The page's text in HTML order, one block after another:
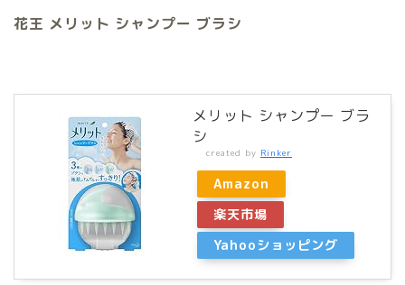
花王 メリット シャンプー ブラシ
メリット シャンプー ブラ
シ
created by Rinker
Amazon
楽天市場
Yahooショッピング